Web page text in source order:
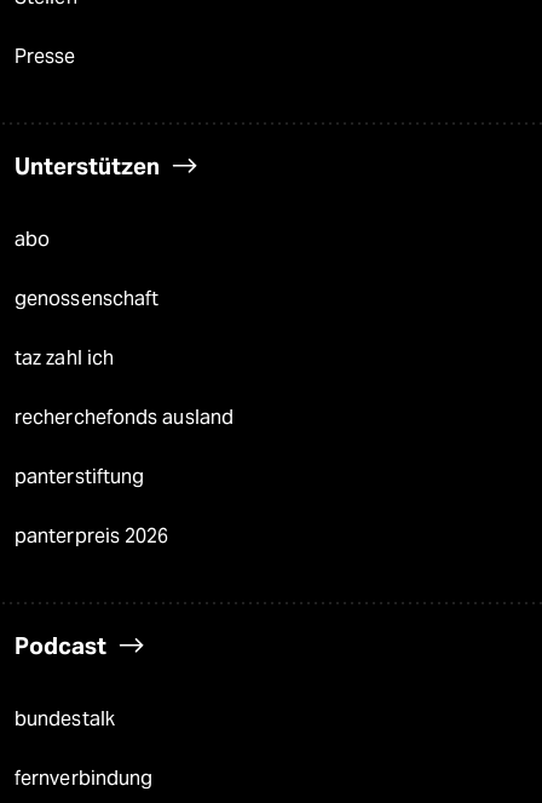
Presse
Unterstützen
abo
genossenschaft
taz zahl ich
recherchefonds ausland
panterstiftung
panterpreis 2026
Podcast
bundestalk
fernverbindung